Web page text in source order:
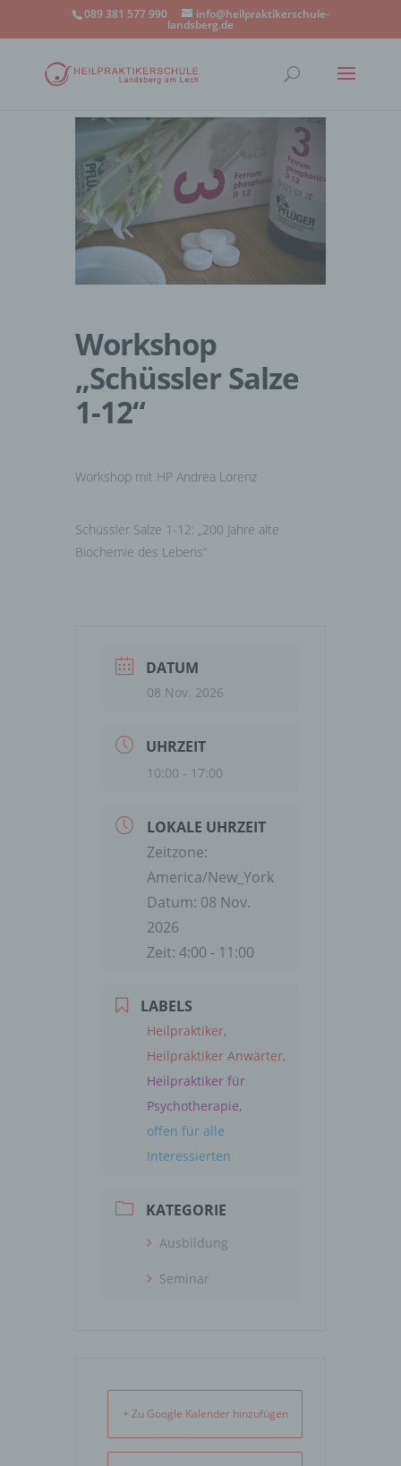
089 381 577 990 info@heilpraktikerschule-
landsberg.de
Workshop
„Schüssler Salze
1-12“
Workshop mit HP Andrea Lorenz
Schüssler Salze 1-12: „200 Jahre alte
Biochemie des Lebens“
DATUM
08 Nov. 2026
UHRZEIT
10:00 - 17:00
LOKALE UHRZEIT
Zeitzone:
America/New_York
Datum: 08 Nov.
2026
Zeit: 4:00 - 11:00
LABELS
Heilpraktiker,
Heilpraktiker Anwärter,
Heilpraktiker für
Psychotherapie,
offen für alle
Interessierten
KATEGORIE
Ausbildung
Seminar
+ Zu Google Kalender hinzufügen